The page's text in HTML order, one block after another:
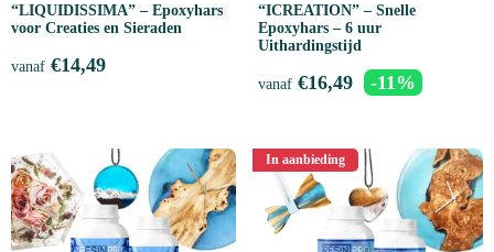
“LIQUIDISSIMA” – Epoxyhars
voor Creaties en Sieraden
vanaf €14,49
“ICREATION” – Snelle
Epoxyhars – 6 uur
Uithardingstijd
vanaf €16,49 -11%
In aanbieding